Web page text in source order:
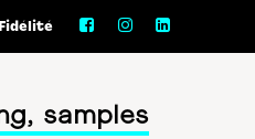
samples